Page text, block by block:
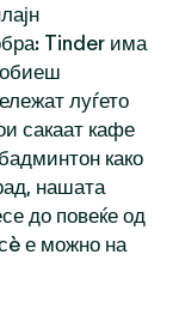
Tinder има
луѓето
сакаат кафе
како
нашата
до повеќе од
е можно на